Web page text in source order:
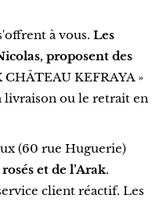
à vous. Les
proposent des
CHÂTEAU KEFRAYA »
livraison ou le retrait en
(60 rue Huguerie)
et de l’Arak.
client réactif. Les